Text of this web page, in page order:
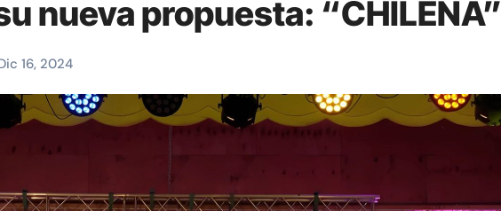
nueva propuesta: “CHILENA”
16, 2024